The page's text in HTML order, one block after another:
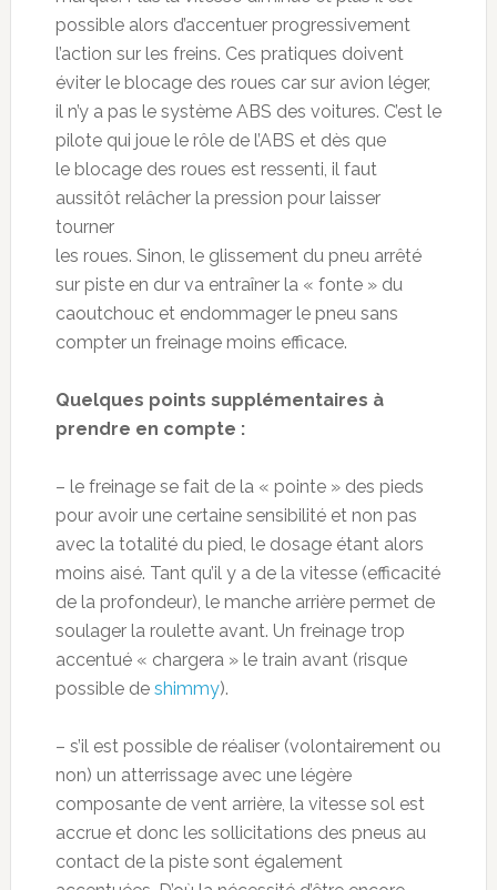
possible alors d’accentuer progressivement
l’action sur les freins. Ces pratiques doivent
éviter le blocage des roues car sur avion léger,
il n’y a pas le système ABS des voitures. C’est le
pilote qui joue le rôle de l’ABS et dès que
le blocage des roues est ressenti, il faut
aussitôt relâcher la pression pour laisser
tourner
les roues. Sinon, le glissement du pneu arrêté
sur piste en dur va entraîner la « fonte » du
caoutchouc et endommager le pneu sans
compter un freinage moins efficace.
Quelques points supplémentaires à
prendre en compte :
– le freinage se fait de la « pointe » des pieds
pour avoir une certaine sensibilité et non pas
avec la totalité du pied, le dosage étant alors
moins aisé. Tant qu’il y a de la vitesse (efficacité
de la profondeur), le manche arrière permet de
soulager la roulette avant. Un freinage trop
accentué « chargera » le train avant (risque
possible de shimmy).
– s’il est possible de réaliser (volontairement ou
non) un atterrissage avec une légère
composante de vent arrière, la vitesse sol est
accrue et donc les sollicitations des pneus au
contact de la piste sont également